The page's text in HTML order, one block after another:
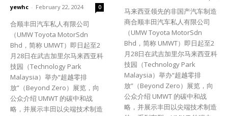
yewhc - February 22, 2024 0
合顺丰田汽车私人有限公司
（UMW Toyota MotorSdn
Bhd，简称 UMWT）即日起至2
月28日在武吉加里尔马来西亚科
技园（Technology Park
Malaysia）举办“超越零排
放”（Beyond Zero）展览，向
公众介绍 UMWT 的碳中和战
略，并展示丰田以尖端技术制造
马来西亚领先的非国产汽车制造
商合顺丰田汽车私人有限公司
（UMW Toyota MotorSdn
Bhd，简称 UMWT）即日起至2
月28日在武吉加里尔马来西亚科
技园（Technology Park
Malaysia）举办“超越零排
放”（Beyond Zero）展览，向
公众介绍 UMWT 的碳中和战
略，并展示丰田以尖端技术制造